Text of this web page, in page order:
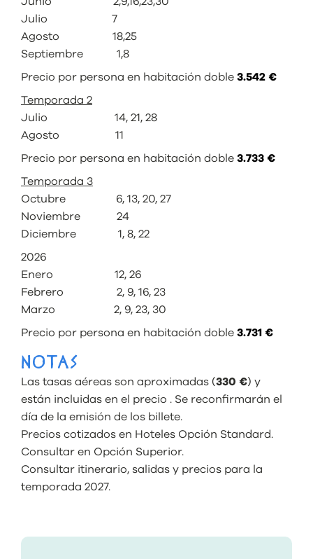
Julio 7
Agosto 18,25
Septiembre 1,8
Precio por persona en habitación doble 3.542 €
Temporada 2
Julio 14, 21, 28
Agosto 11
Precio por persona en habitación doble 3.733 €
Temporada 3
Octubre 6, 13, 20, 27
Noviembre 24
Diciembre 1, 8, 22
2026
Enero 12, 26
Febrero 2, 9, 16, 23
Marzo 2, 9, 23, 30
Precio por persona en habitación doble 3.731 €
NOTAS
Las tasas aéreas son aproximadas (330 €) y
están incluidas en el precio . Se reconfirmarán el
día de la emisión de los billete.
Precios cotizados en Hoteles Opción Standard.
Consultar en Opción Superior.
Consultar itinerario, salidas y precios para la
temporada 2027.